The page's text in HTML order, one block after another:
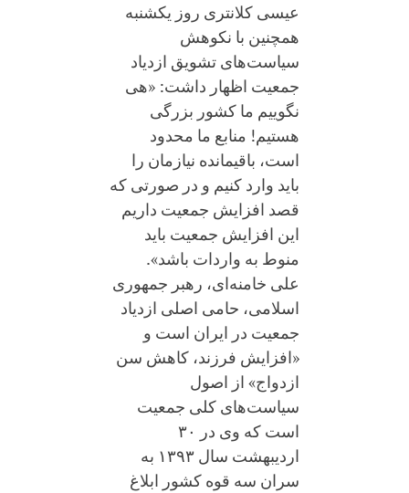
عیسی کلانتری روز یکشنبه
همچنین با نکوهش
سیاست‌های تشویق ازدیاد
جمعیت اظهار داشت: «هی
نگوییم ما کشور بزرگی
هستیم! منابع ما محدود
است، باقیمانده نیازمان را
باید وارد کنیم و در صورتی که
قصد افزایش جمعیت داریم
این افزایش جمعیت باید
منوط به واردات باشد».
علی خامنه‌ای، رهبر جمهوری
اسلامی، حامی اصلی ازدیاد
جمعیت در ایران است و
«افزایش فرزند، کاهش سن
ازدواج» از اصول
سیاست‌های کلی جمعیت
است که وی در ۳۰
اردیبهشت سال ۱۳۹۳ به
سران سه قوه کشور ابلاغ